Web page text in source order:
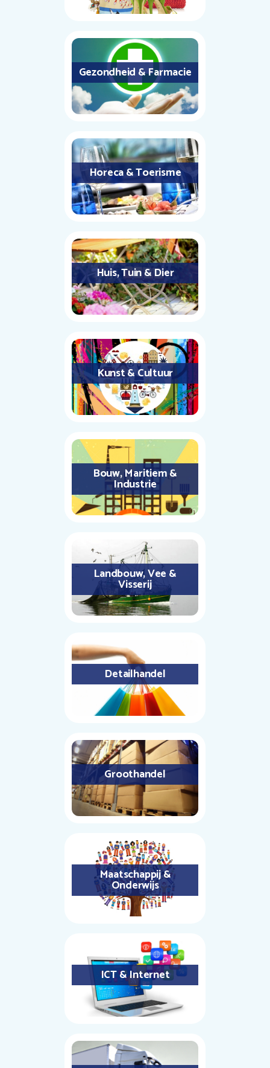
Gezondheid & Farmacie
Horeca & Toerisme
Huis, Tuin & Dier
Kunst & Cultuur
Bouw, Maritiem &
Industrie
Landbouw, Vee &
Visserij
Detailhandel
Groothandel
Maatschappij &
Onderwijs
ICT & Internet